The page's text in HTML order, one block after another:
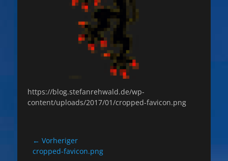
https://blog.stefanrehwald.de/wp-
content/uploads/2017/01/cropped-favicon.png
Beitragsnavigation
← Vorheriger
Vorheriger
cropped-favicon.png